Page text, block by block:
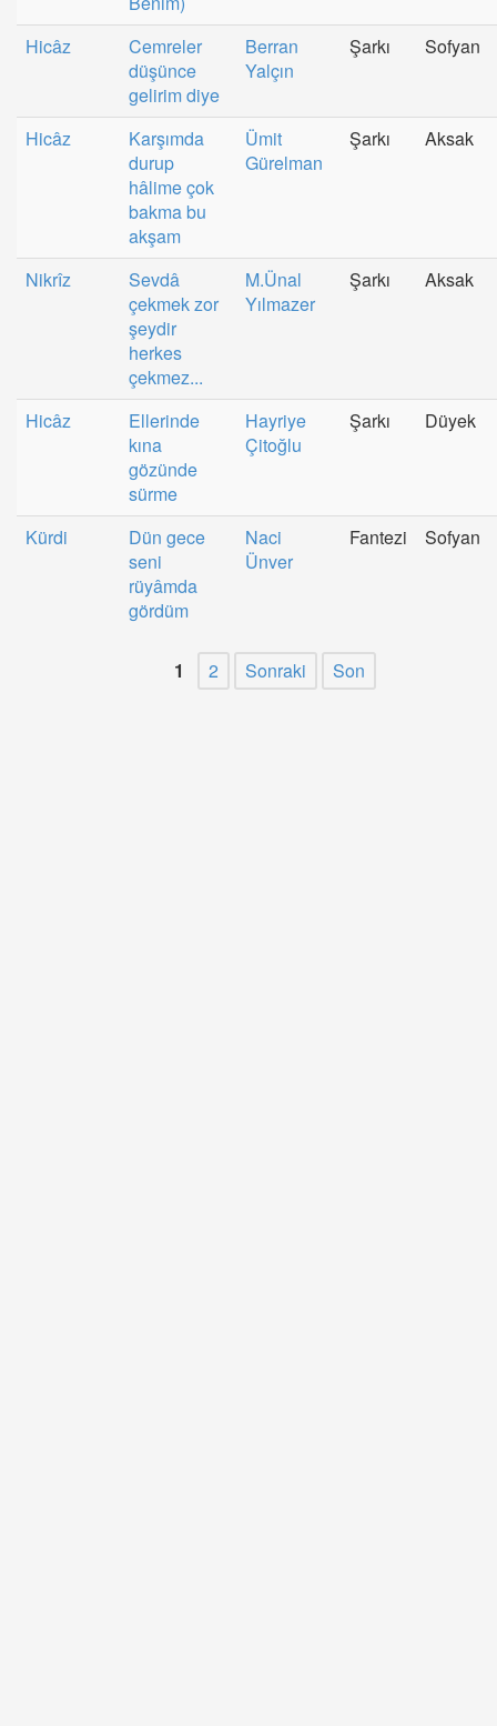
Hicâz
Cemreler
düşünce
gelirim diye
Berran
Yalçın
Şarkı Sofyan
Hicâz
Karşımda
durup
hâlime çok
bakma bu
akşam
Ümit
Gürelman
Şarkı Aksak
Nikrîz
Sevdâ
çekmek zor
şeydir
herkes
çekmez...
M.Ünal
Yılmazer
Şarkı Aksak
Hicâz
Ellerinde
kına
gözünde
sürme
Hayriye
Çitoğlu
Şarkı Düyek
Kürdi
Dün gece
seni
rüyâmda
gördüm
Naci
Ünver
Fantezi Sofyan
1 2 Sonraki Son